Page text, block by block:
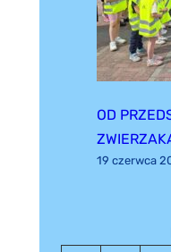
OD
19 czerwca